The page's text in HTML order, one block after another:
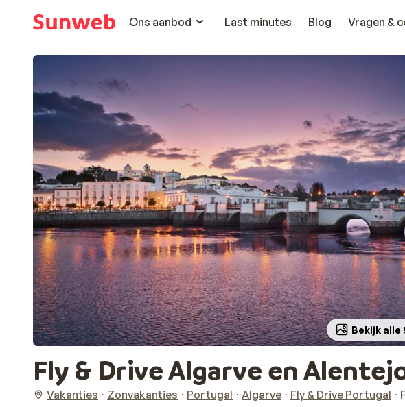
Ons aanbod
Last minutes Blog Vragen &
Bekijk alle
Fly & Drive Algarve en
Vakanties Zonvakanties Portugal Algarve Fly & Drive Portugal